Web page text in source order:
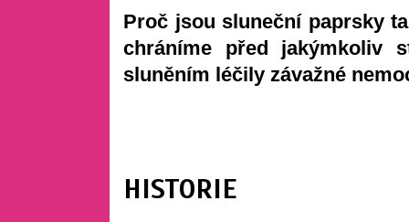
Proč jsou sluneční paprsky
chráníme před jakýmkoliv
sluněním léčily závažné
HISTORIE